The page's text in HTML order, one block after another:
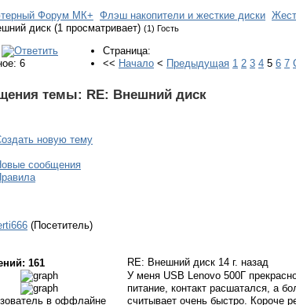
Форум МК+ Флэш накопители и жесткие диски
диск (1 просматривает) (1) Гость
6
Страница:
<< Начало < Предыдущая 1 2 3 4 5 6 7
темы: RE: Внешний диск
новую тему
сообщения
(Посетитель)
161
RE: Внешний диск 14 г. назад
У меня USB Lenovo 500Г
питание, контакт расшатался, а
считывает очень быстро. Короче